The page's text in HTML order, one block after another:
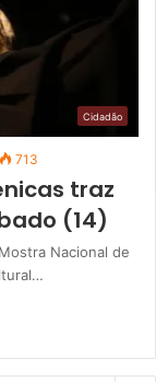
Cidadão
713
traz
(14)
Nacional de